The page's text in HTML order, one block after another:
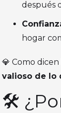
después
hogar
💎 Como
valioso de lo
🛠️